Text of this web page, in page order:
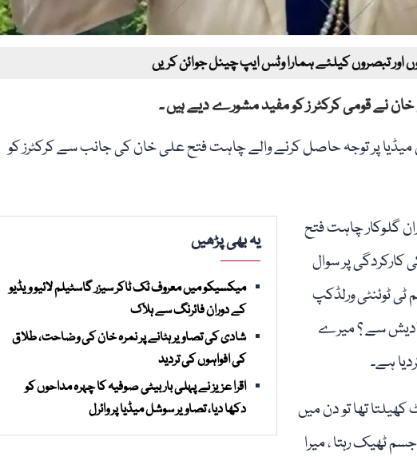
اور تبصروں کیلئے ہمارا وٹس ایپ چینل جوائن کریں
نے قومی کرکٹر ز کو مفید مشورے دیے ہیں ۔
پر توجہ حاصل کرنے والے چاہت فتح علی خان کی جانب سے کرکٹرز کو
یہ بھی پڑھیں
میکسیکو میں معروف ٹک ٹاکر سیزر گاسٹیلم لائیو ویڈیو
کے دوران فائرنگ سے ہلاک
شادی کی تصاویر ہٹانے پر نمرہ خان کی وضاحت، طلاق
کی افواہوں کی تردید
اقرا عزیز نے پہلی بار بیٹی صوفیہ کا چہرہ مداحوں کو
دکھا دیا، تصاویر سوشل میڈیا پر وائرل
گلوکار چاہت فتح
پر سوال
ٹی ٹوئنٹی ورلڈکپ
سے ؟ میرے
ہے۔
تھا تو دن میں
ٹھیک رہتا ، میرا